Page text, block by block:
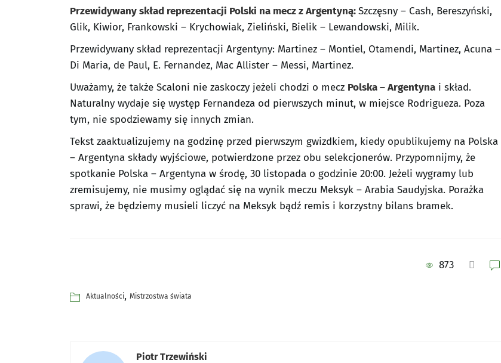
Przewidywany skład reprezentacji Polski na mecz z Argentyną:Szczęsny – Cash, Bereszyński,
Glik, Kiwior, Frankowski – Krychowiak, Zieliński, Bielik – Lewandowski, Milik.
Przewidywany skład reprezentacji Argentyny: Martinez – Montiel, Otamendi, Martinez, Acuna –
Di Maria, de Paul, E. Fernandez, Mac Allister – Messi, Martinez.
Uważamy, że także Scaloni nie zaskoczy jeżeli chodzi o mecz Polska – Argentyna i skład.
Naturalny wydaje się występ Fernandeza od pierwszych minut, w miejsce Rodrigueza. Poza
tym, nie spodziewamy się innych zmian.
Tekst zaaktualizujemy na godzinę przed pierwszym gwizdkiem, kiedy opublikujemy na Polska
– Argentyna składy wyjściowe, potwierdzone przez obu selekcjonerów. Przypomnijmy, że
spotkanie Polska – Argentyna w środę, 30 listopada o godzinie 20:00. Jeżeli wygramy lub
zremisujemy, nie musimy oglądać się na wynik meczu Meksyk – Arabia Saudyjska. Porażka
sprawi, że będziemy musieli liczyć na Meksyk bądź remis i korzystny bilans bramek.
873
Aktualności, Mistrzostwa świata
Piotr Trzewiński